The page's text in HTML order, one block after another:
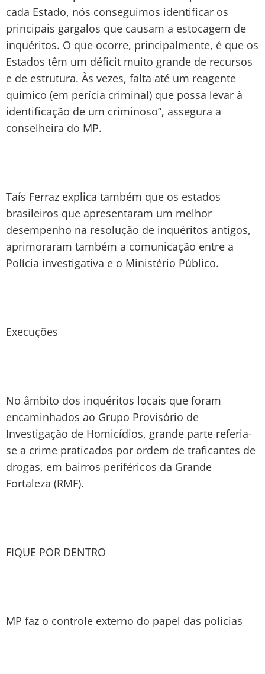
cada Estado, nós conseguimos identificar os
principais gargalos que causam a estocagem de
inquéritos. O que ocorre, principalmente, é que os
Estados têm um déficit muito grande de recursos
e de estrutura. Às vezes, falta até um reagente
químico (em perícia criminal) que possa levar à
identificação de um criminoso”, assegura a
conselheira do MP.
Taís Ferraz explica também que os estados
brasileiros que apresentaram um melhor
desempenho na resolução de inquéritos antigos,
aprimoraram também a comunicação entre a
Polícia investigativa e o Ministério Público.
Execuções
No âmbito dos inquéritos locais que foram
encaminhados ao Grupo Provisório de
Investigação de Homicídios, grande parte referia-
se a crime praticados por ordem de traficantes de
drogas, em bairros periféricos da Grande
Fortaleza (RMF).
FIQUE POR DENTRO
MP faz o controle externo do papel das polícias